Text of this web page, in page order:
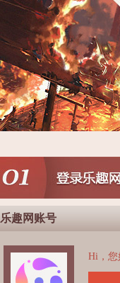
乐趣网账号
Hi，您